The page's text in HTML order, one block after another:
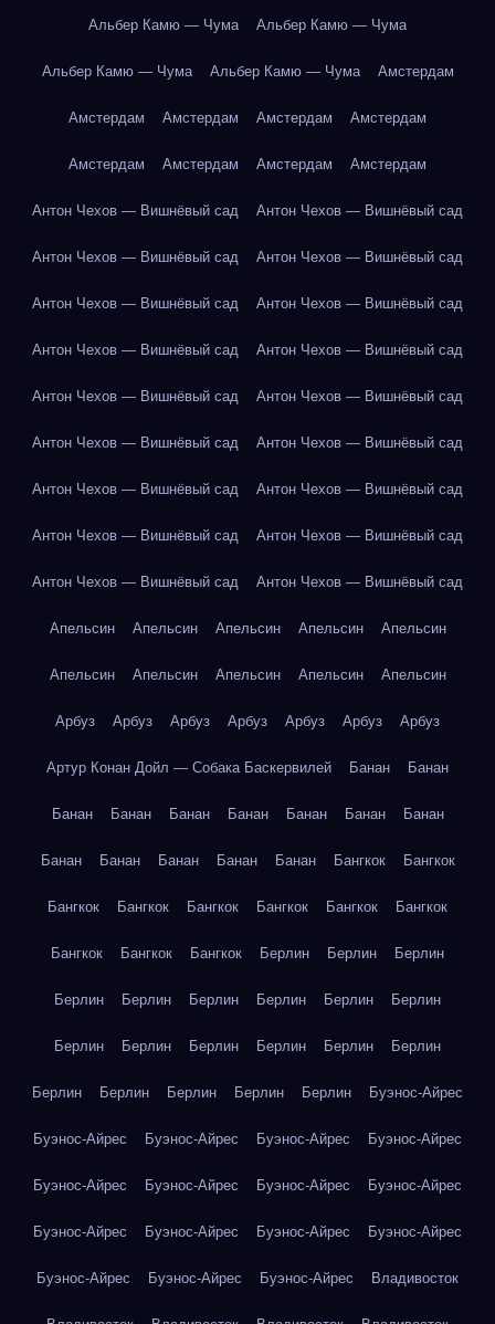
Альбер Камю — Чума Альбер Камю — Чума
Альбер Камю — Чума Альбер Камю — Чума Амстердам
Амстердам Амстердам Амстердам Амстердам
Амстердам Амстердам Амстердам Амстердам
Антон Чехов — Вишнёвый сад Антон Чехов — Вишнёвый сад
Антон Чехов — Вишнёвый сад Антон Чехов — Вишнёвый сад
Антон Чехов — Вишнёвый сад Антон Чехов — Вишнёвый сад
Антон Чехов — Вишнёвый сад Антон Чехов — Вишнёвый сад
Антон Чехов — Вишнёвый сад Антон Чехов — Вишнёвый сад
Антон Чехов — Вишнёвый сад Антон Чехов — Вишнёвый сад
Антон Чехов — Вишнёвый сад Антон Чехов — Вишнёвый сад
Антон Чехов — Вишнёвый сад Антон Чехов — Вишнёвый сад
Антон Чехов — Вишнёвый сад Антон Чехов — Вишнёвый сад
Апельсин Апельсин Апельсин Апельсин Апельсин
Апельсин Апельсин Апельсин Апельсин Апельсин
Арбуз Арбуз Арбуз Арбуз Арбуз Арбуз Арбуз
Артур Конан Дойл — Собака Баскервилей Банан Банан
Банан Банан Банан Банан Банан Банан Банан
Банан Банан Банан Банан Банан Бангкок Бангкок
Бангкок Бангкок Бангкок Бангкок Бангкок Бангкок
Бангкок Бангкок Бангкок Берлин Берлин Берлин
Берлин Берлин Берлин Берлин Берлин Берлин
Берлин Берлин Берлин Берлин Берлин Берлин
Берлин Берлин Берлин Берлин Берлин Буэнос-Айрес
Буэнос-Айрес Буэнос-Айрес Буэнос-Айрес Буэнос-Айрес
Буэнос-Айрес Буэнос-Айрес Буэнос-Айрес Буэнос-Айрес
Буэнос-Айрес Буэнос-Айрес Буэнос-Айрес Буэнос-Айрес
Буэнос-Айрес Буэнос-Айрес Буэнос-Айрес Владивосток